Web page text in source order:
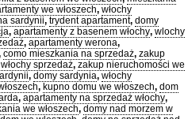
we włoszech, włochy
sardynii, trydent apartament, domy
, apartamenty z basenem włochy, wlochy
, apartamenty werona,
como mieszkania na sprzedaż, zakup
sprzedaż, zakup nieruchomości we
, domy sardynia, włochy
, kupno domu we włoszech, dom
, apartamenty na sprzedaż włochy,
we włoszech, domy nad morzem w